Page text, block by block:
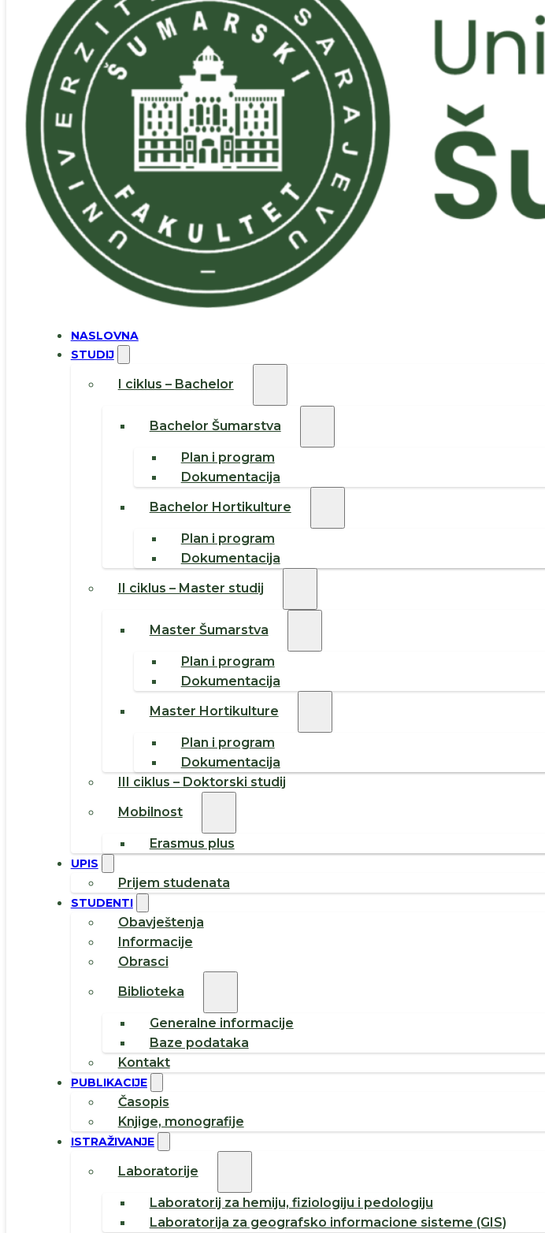
NASLOVNA
STUDIJ
I ciklus – Bachelor
Bachelor Šumarstva
Plan i program
Dokumentacija
Bachelor Hortikulture
Plan i program
Dokumentacija
II ciklus – Master studij
Master Šumarstva
Plan i program
Dokumentacija
Master Hortikulture
Plan i program
Dokumentacija
III ciklus – Doktorski studij
Mobilnost
Erasmus plus
UPIS
Prijem studenata
STUDENTI
Obavještenja
Informacije
Obrasci
Biblioteka
Generalne informacije
Baze podataka
Kontakt
PUBLIKACIJE
Časopis
Knjige, monografije
ISTRAŽIVANJE
Laboratorije
Laboratorij za hemiju, fiziologiju i pedologiju
Laboratorija za geografsko informacione sisteme (GIS)